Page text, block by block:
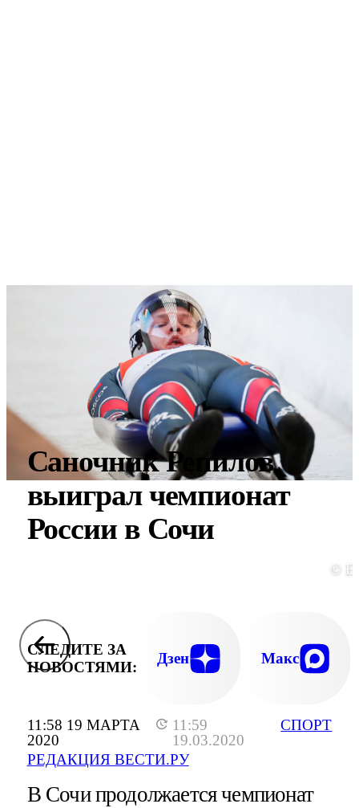
11:58 19 МАРТА
2020
11:59
19.03.2020
РЕДАКЦИЯ ВЕСТИ.РУ
СПОРТ
Саночник Репилов
выиграл чемпионат
России в Сочи
©
СЛЕДИТЕ ЗА
НОВОСТЯМИ:
Дзен Макс
В Сочи продолжается чемпионат